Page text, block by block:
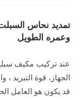
تمديد نحاس
وعمره الطويل
عند تركيب مكيف
الجهاز، قوة التبريد
قد يكون هو العامل